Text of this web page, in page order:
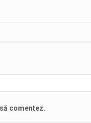
comentez.